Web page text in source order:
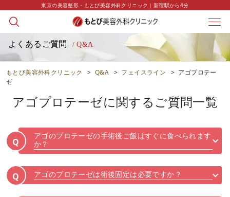
東京の美容整形・もとび美容外科クリニック｜新宿駅から4分
よくあるご質問 / Q&A
もとび美容外科クリニック > Q&A > フェイスライン > アゴプロテー
ゼ
アゴプロテーゼに関するご質問一覧
Q
アゴのプロテーゼの手術後ご飯はすぐに食べられます
か？
Q アゴのプロテーゼは術後固定は必要ですか？